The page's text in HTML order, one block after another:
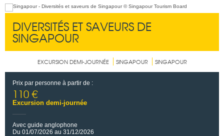
DIVERSITÉS ET SAVEURS DE
SINGAPOUR
EXCURSION DEMI-JOURNÉE SINGAPOUR SINGAPOUR
Prix par personne à partir de :
110 €
Excursion demi-journée
Avec guide anglophone
Du 01/07/2026 au 31/12/2026